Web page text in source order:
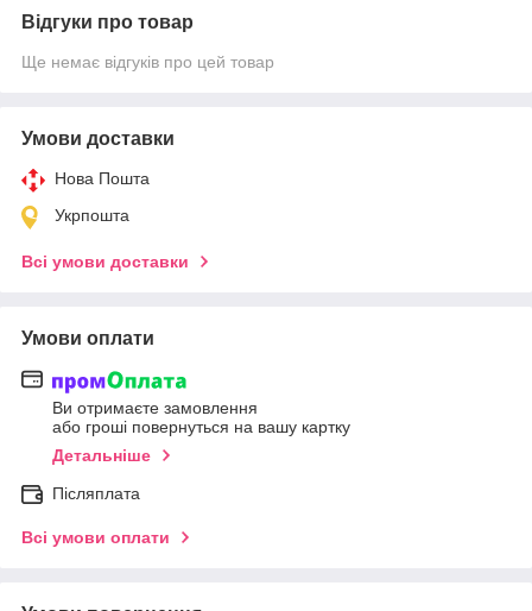
Відгуки про товар
Ще немає відгуків про цей товар
Умови доставки
Нова Пошта
Укрпошта
Всі умови доставки
Умови оплати
Ви отримаєте замовлення
або гроші повернуться на вашу картку
Детальніше
Післяплата
Всі умови оплати